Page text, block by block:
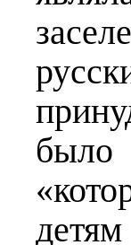
было